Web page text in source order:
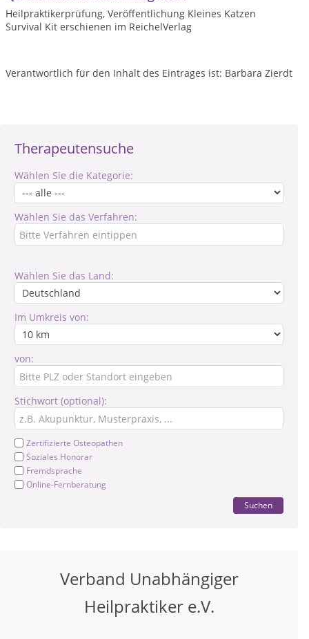
Therapeutensuche
Wählen Sie die Kategorie:
Wählen Sie das Verfahren:
Wählen Sie das Land:
Im Umkreis von:
von:
Stichwort (optional):
Zertifizierte Osteopathen
Soziales Honorar
Fremdsprache
Online-Fernberatung
Suchen
Verband Unabhängiger
Heilpraktiker e.V.
Heilpraktikerprüfung, Veröffentlichung Kleines Katzen
Survival Kit erschienen im ReichelVerlag
Verantwortlich für den Inhalt des Eintrages ist: Barbara Zierdt